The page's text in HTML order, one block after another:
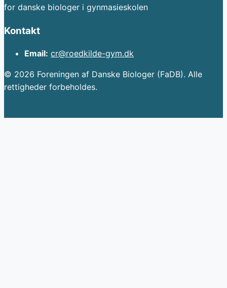
for danske biologer i gynmasieskolen
Kontakt
Email: cr@roedkilde-gym.dk
© 2026 Foreningen af Danske Biologer (FaDB). Alle
rettigheder forbeholdes.